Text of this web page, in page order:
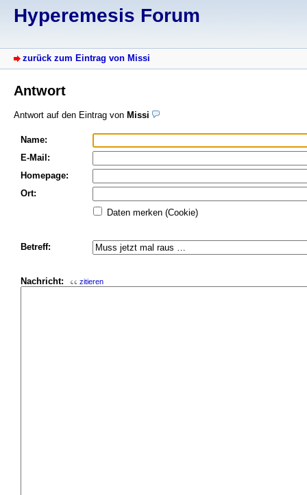
Hyperemesis Forum
zurück zum Eintrag von Missi
Antwort
Antwort auf den Eintrag von Missi
Name:
E-Mail:
Homepage:
Ort:
Daten merken (Cookie)
Betreff:
Nachricht: zitieren